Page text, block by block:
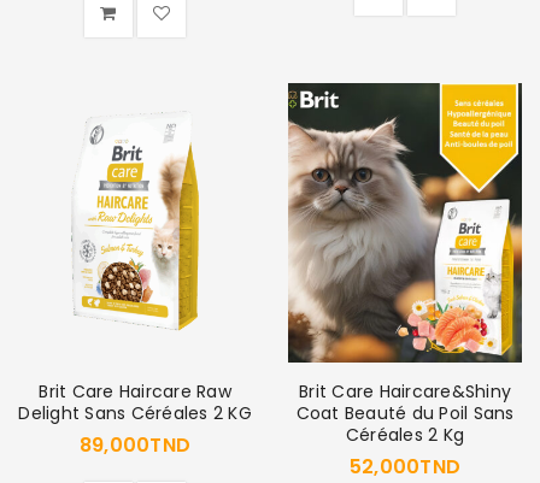
Brit Care Haircare Raw
Delight Sans Céréales 2 KG
89,000TND
Brit Care Haircare&Shiny
Coat Beauté du Poil Sans
Céréales 2 Kg
52,000TND